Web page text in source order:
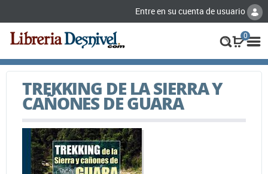
Entre en su cuenta de usuario
0
TREKKING DE LA SIERRA Y
CAÑONES DE GUARA